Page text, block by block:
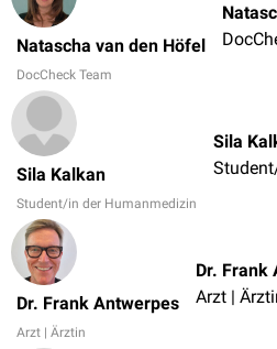
Natascha van den Höfel
DocCheck Team
Sila Kalkan
Student/in der Humanmedizin
Sila
Dr. Frank Antwerpes
Arzt | Ärztin
Dr. Frank
Arzt |